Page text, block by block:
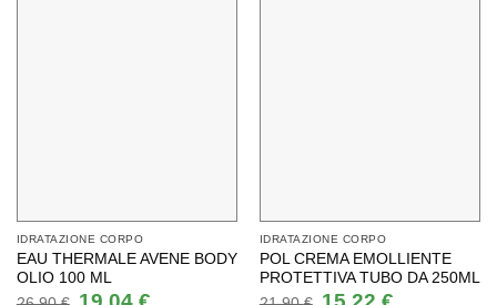
IDRATAZIONE CORPO
EAU THERMALE AVENE BODY
OLIO 100 ML
Il
Il
IDRATAZIONE CORPO
POL CREMA EMOLLIENTE
PROTETTIVA TUBO DA 250ML
Il
Il